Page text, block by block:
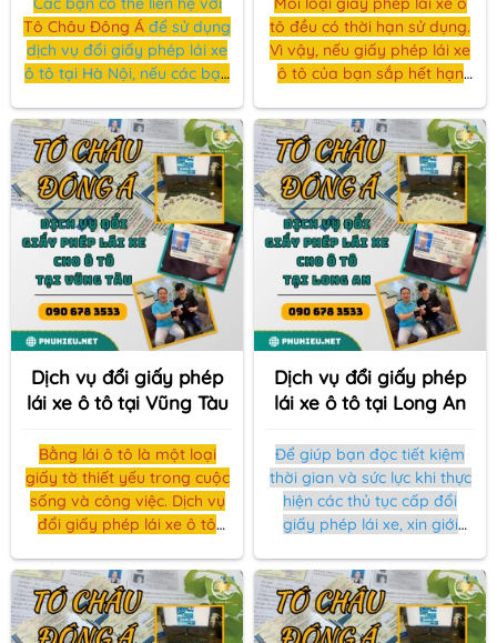
Tô Châu Đông Á để sử dụng
dịch vụ đổi giấy phép lái xe
ô tô tại Hà Nội, nếu các bạn
Để đổi mới GPLX ô tô.
tô đều có thời hạn sử dụng.
Vì vậy, nếu giấy phép lái xe
ô tô của bạn sắp hết hạn
hãy gia hạn giấy phép lái xe
ô tô ngay lập tức
Dịch vụ đổi giấy phép
lái xe ô tô tại Vũng Tàu
Bằng lái ô tô là một loại
giấy tờ thiết yếu trong cuộc
sống và công việc. Dịch vụ
đổi giấy phép lái xe ô tô
Á nhanh chóng, uy tín
Dịch vụ đổi giấy phép
lái xe ô tô tại Long An
Để giúp bạn đọc tiết kiệm
thời gian và sức lực khi thực
hiện các thủ tục cấp đổi
giấy phép lái xe, xin giới
giấy phép lái xe ô tô tại
Long An